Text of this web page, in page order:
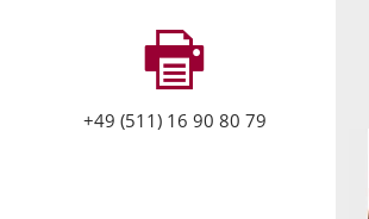
+49 (511) 16 90 80 79